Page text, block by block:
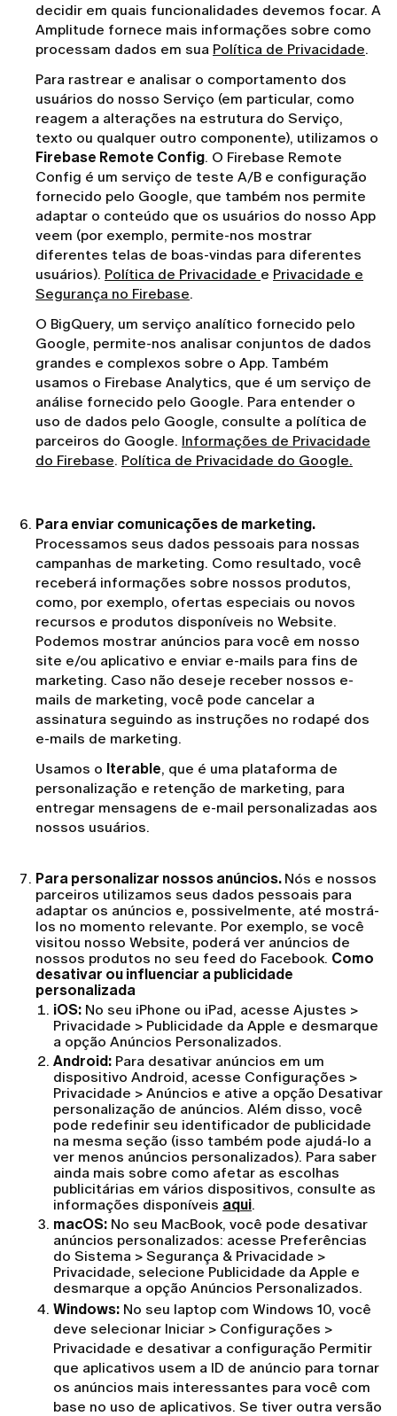
decidir em quais funcionalidades devemos focar. A
Amplitude fornece mais informações sobre como
processam dados em sua Política de Privacidade.
Para rastrear e analisar o comportamento dos
usuários do nosso Serviço (em particular, como
reagem a alterações na estrutura do Serviço,
texto ou qualquer outro componente), utilizamos o
Firebase Remote Config. O Firebase Remote
Config é um serviço de teste A/B e configuração
fornecido pelo Google, que também nos permite
adaptar o conteúdo que os usuários do nosso App
veem (por exemplo, permite-nos mostrar
diferentes telas de boas-vindas para diferentes
usuários). Política de Privacidade e Privacidade e
Segurança no Firebase.
O BigQuery, um serviço analítico fornecido pelo
Google, permite-nos analisar conjuntos de dados
grandes e complexos sobre o App. Também
usamos o Firebase Analytics, que é um serviço de
análise fornecido pelo Google. Para entender o
uso de dados pelo Google, consulte a política de
parceiros do Google. Informações de Privacidade
do Firebase. Política de Privacidade do Google.
Para enviar comunicações de marketing.
Processamos seus dados pessoais para nossas
campanhas de marketing. Como resultado, você
receberá informações sobre nossos produtos,
como, por exemplo, ofertas especiais ou novos
recursos e produtos disponíveis no Website.
Podemos mostrar anúncios para você em nosso
site e/ou aplicativo e enviar e-mails para fins de
marketing. Caso não deseje receber nossos e-
mails de marketing, você pode cancelar a
assinatura seguindo as instruções no rodapé dos
e-mails de marketing.
Usamos o Iterable, que é uma plataforma de
personalização e retenção de marketing, para
entregar mensagens de e-mail personalizadas aos
nossos usuários.
Para personalizar nossos anúncios. Nós e nossos
parceiros utilizamos seus dados pessoais para
adaptar os anúncios e, possivelmente, até mostrá-
los no momento relevante. Por exemplo, se você
visitou nosso Website, poderá ver anúncios de
nossos produtos no seu feed do Facebook. Como
desativar ou influenciar a publicidade
personalizada
iOS: No seu iPhone ou iPad, acesse Ajustes >
Privacidade > Publicidade da Apple e desmarque
a opção Anúncios Personalizados.
Android: Para desativar anúncios em um
dispositivo Android, acesse Configurações >
Privacidade > Anúncios e ative a opção Desativar
personalização de anúncios. Além disso, você
pode redefinir seu identificador de publicidade
na mesma seção (isso também pode ajudá-lo a
ver menos anúncios personalizados). Para saber
ainda mais sobre como afetar as escolhas
publicitárias em vários dispositivos, consulte as
informações disponíveis aqui.
macOS: No seu MacBook, você pode desativar
anúncios personalizados: acesse Preferências
do Sistema > Segurança & Privacidade >
Privacidade, selecione Publicidade da Apple e
desmarque a opção Anúncios Personalizados.
Windows: No seu laptop com Windows 10, você
deve selecionar Iniciar > Configurações >
Privacidade e desativar a configuração Permitir
que aplicativos usem a ID de anúncio para tornar
os anúncios mais interessantes para você com
base no uso de aplicativos. Se tiver outra versão